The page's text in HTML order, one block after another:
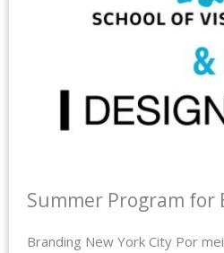
Summer Program for
Branding New York City Por